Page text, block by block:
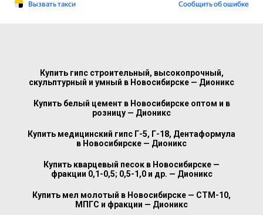
Купить гипс строительный, высокопрочный,
скульптурный и умный в Новосибирске — Дионикс
Купить белый цемент в Новосибирске оптом и в
розницу — Дионикс
Купить медицинский гипс Г-5, Г-18, Дентаформула
в Новосибирске — Дионикс
Купить кварцевый песок в Новосибирске —
фракции 0,1-0,5; 0,5-1,0 и др. — Дионикс
Купить мел молотый в Новосибирске — СТМ-10,
МПГС и фракции — Дионикс